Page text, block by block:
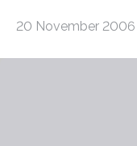
20 November 2006